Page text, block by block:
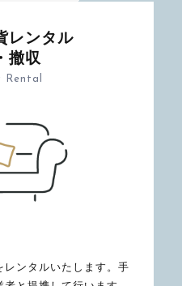
レンタル
撤収
Rental
ンタルいたします。手